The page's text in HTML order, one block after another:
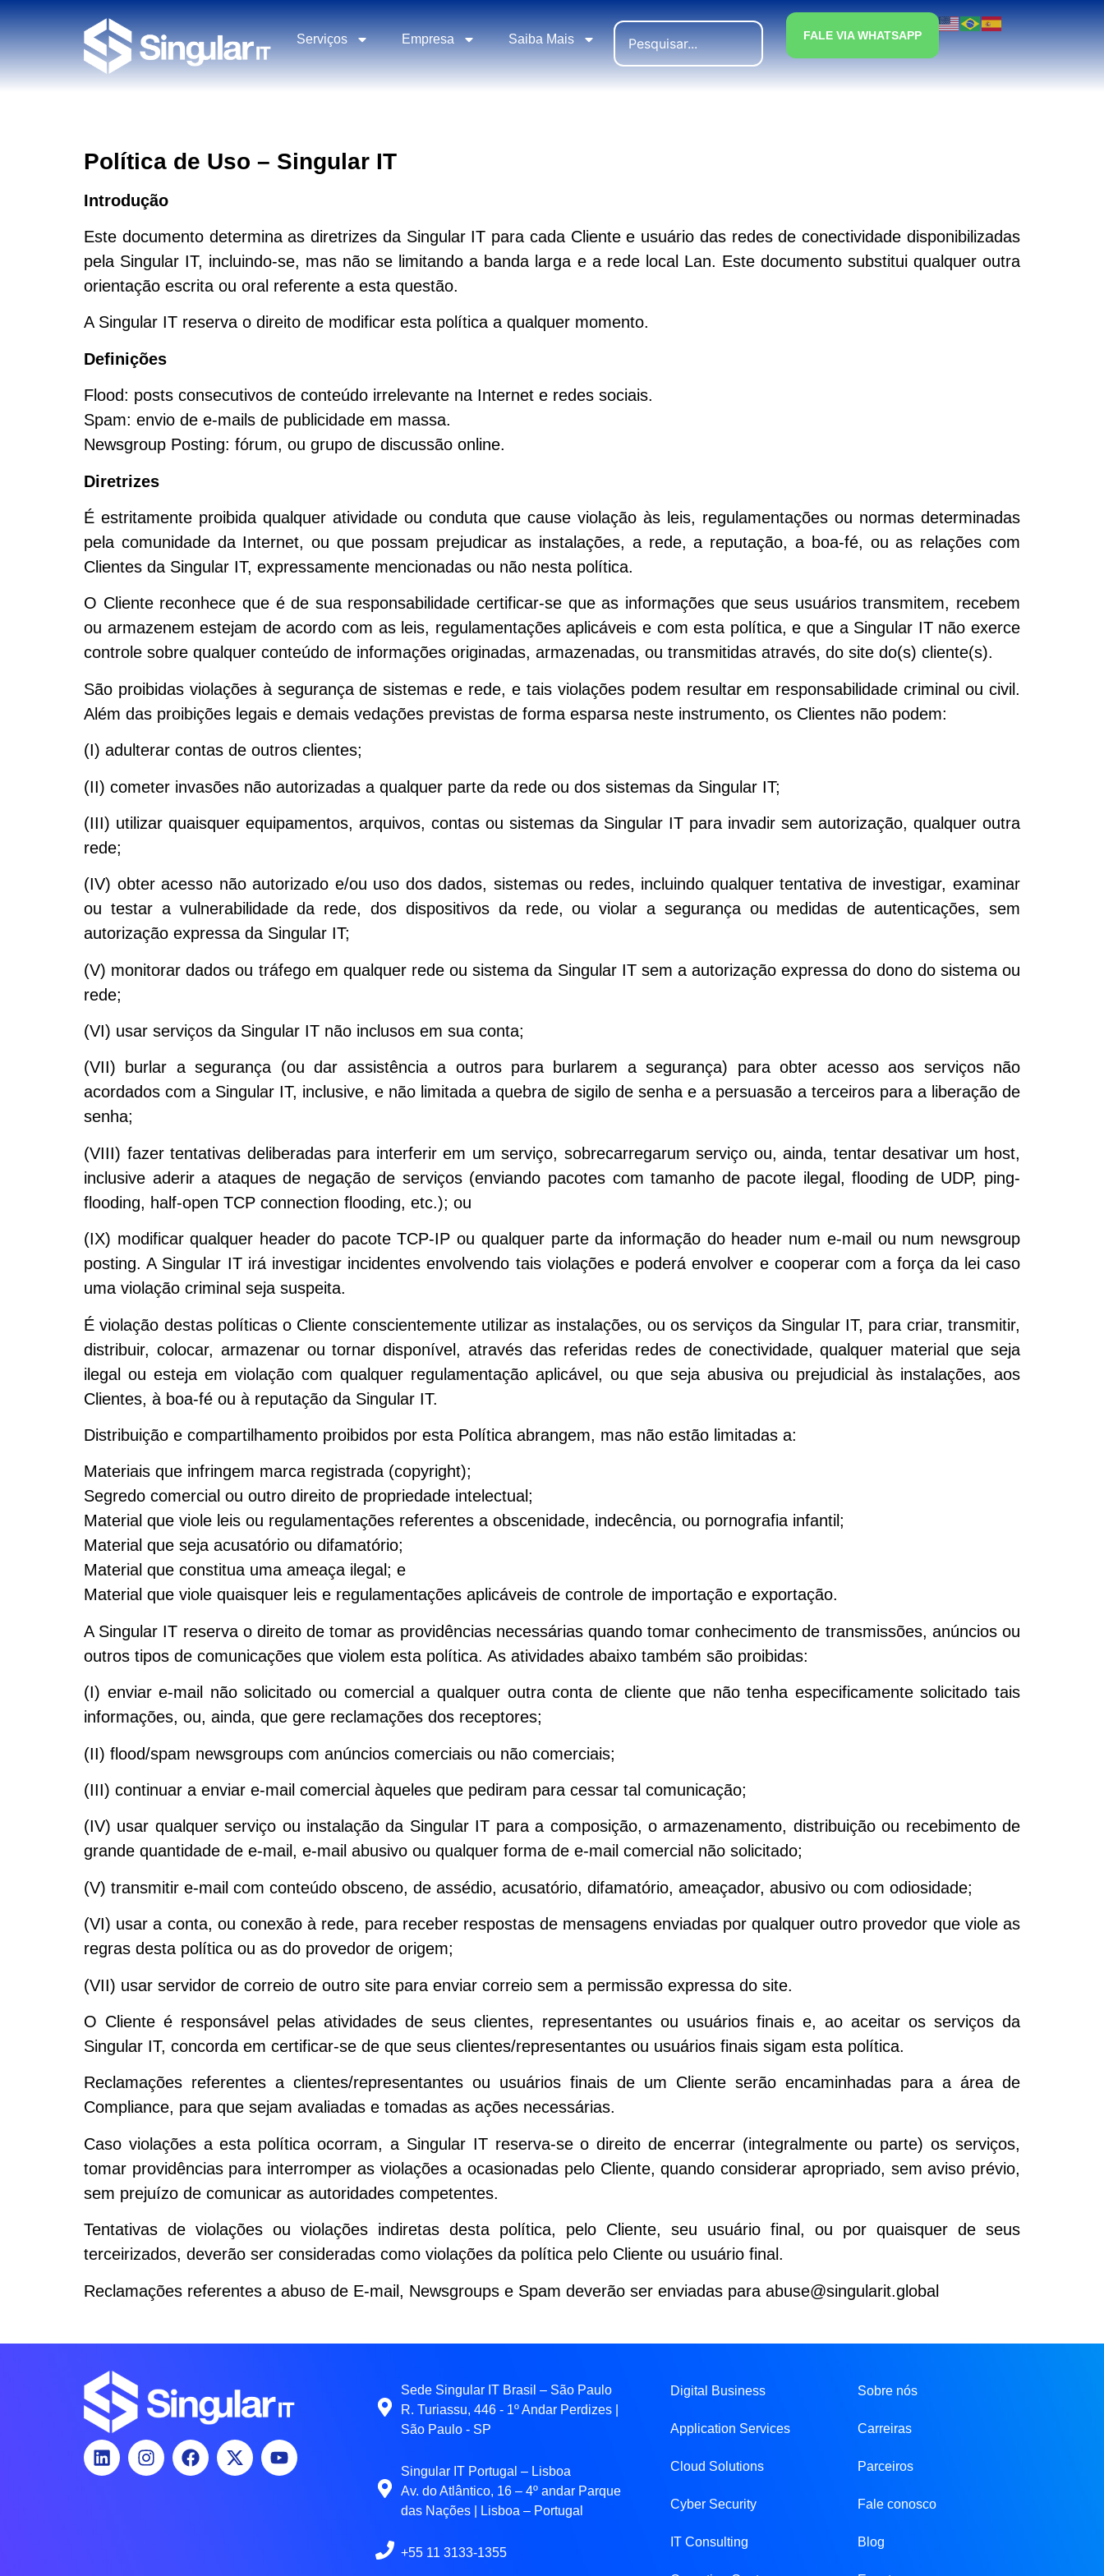
Serviços Empresa Saiba Mais FALE VIA WHATSAPP
Política de Uso – Singular IT
Introdução
Este documento determina as diretrizes da Singular IT para cada Cliente e usuário das redes de conectividade disponibilizadas
pela Singular IT, incluindo-se, mas não se limitando a banda larga e a rede local Lan. Este documento substitui qualquer outra
orientação escrita ou oral referente a esta questão.
A Singular IT reserva o direito de modificar esta política a qualquer momento.
Definições
Flood: posts consecutivos de conteúdo irrelevante na Internet e redes sociais.
Spam: envio de e-mails de publicidade em massa.
Newsgroup Posting: fórum, ou grupo de discussão online.
Diretrizes
É estritamente proibida qualquer atividade ou conduta que cause violação às leis, regulamentações ou normas determinadas
pela comunidade da Internet, ou que possam prejudicar as instalações, a rede, a reputação, a boa-fé, ou as relações com
Clientes da Singular IT, expressamente mencionadas ou não nesta política.
O Cliente reconhece que é de sua responsabilidade certificar-se que as informações que seus usuários transmitem, recebem
ou armazenem estejam de acordo com as leis, regulamentações aplicáveis e com esta política, e que a Singular IT não exerce
controle sobre qualquer conteúdo de informações originadas, armazenadas, ou transmitidas através, do site do(s) cliente(s).
São proibidas violações à segurança de sistemas e rede, e tais violações podem resultar em responsabilidade criminal ou civil.
Além das proibições legais e demais vedações previstas de forma esparsa neste instrumento, os Clientes não podem:
(I) adulterar contas de outros clientes;
(II) cometer invasões não autorizadas a qualquer parte da rede ou dos sistemas da Singular IT;
(III) utilizar quaisquer equipamentos, arquivos, contas ou sistemas da Singular IT para invadir sem autorização, qualquer outra
rede;
(IV) obter acesso não autorizado e/ou uso dos dados, sistemas ou redes, incluindo qualquer tentativa de investigar, examinar
ou testar a vulnerabilidade da rede, dos dispositivos da rede, ou violar a segurança ou medidas de autenticações, sem
autorização expressa da Singular IT;
(V) monitorar dados ou tráfego em qualquer rede ou sistema da Singular IT sem a autorização expressa do dono do sistema ou
rede;
(VI) usar serviços da Singular IT não inclusos em sua conta;
(VII) burlar a segurança (ou dar assistência a outros para burlarem a segurança) para obter acesso aos serviços não
acordados com a Singular IT, inclusive, e não limitada a quebra de sigilo de senha e a persuasão a terceiros para a liberação de
senha;
(VIII) fazer tentativas deliberadas para interferir em um serviço, sobrecarregarum serviço ou, ainda, tentar desativar um host,
inclusive aderir a ataques de negação de serviços (enviando pacotes com tamanho de pacote ilegal, flooding de UDP, ping-
flooding, half-open TCP connection flooding, etc.); ou
(IX) modificar qualquer header do pacote TCP-IP ou qualquer parte da informação do header num e-mail ou num newsgroup
posting. A Singular IT irá investigar incidentes envolvendo tais violações e poderá envolver e cooperar com a força da lei caso
uma violação criminal seja suspeita.
É violação destas políticas o Cliente conscientemente utilizar as instalações, ou os serviços da Singular IT, para criar, transmitir,
distribuir, colocar, armazenar ou tornar disponível, através das referidas redes de conectividade, qualquer material que seja
ilegal ou esteja em violação com qualquer regulamentação aplicável, ou que seja abusiva ou prejudicial às instalações, aos
Clientes, à boa-fé ou à reputação da Singular IT.
Distribuição e compartilhamento proibidos por esta Política abrangem, mas não estão limitadas a:
Materiais que infringem marca registrada (copyright);
Segredo comercial ou outro direito de propriedade intelectual;
Material que viole leis ou regulamentações referentes a obscenidade, indecência, ou pornografia infantil;
Material que seja acusatório ou difamatório;
Material que constitua uma ameaça ilegal; e
Material que viole quaisquer leis e regulamentações aplicáveis de controle de importação e exportação.
A Singular IT reserva o direito de tomar as providências necessárias quando tomar conhecimento de transmissões, anúncios ou
outros tipos de comunicações que violem esta política. As atividades abaixo também são proibidas:
(I) enviar e-mail não solicitado ou comercial a qualquer outra conta de cliente que não tenha especificamente solicitado tais
informações, ou, ainda, que gere reclamações dos receptores;
(II) flood/spam newsgroups com anúncios comerciais ou não comerciais;
(III) continuar a enviar e-mail comercial àqueles que pediram para cessar tal comunicação;
(IV) usar qualquer serviço ou instalação da Singular IT para a composição, o armazenamento, distribuição ou recebimento de
grande quantidade de e-mail, e-mail abusivo ou qualquer forma de e-mail comercial não solicitado;
(V) transmitir e-mail com conteúdo obsceno, de assédio, acusatório, difamatório, ameaçador, abusivo ou com odiosidade;
(VI) usar a conta, ou conexão à rede, para receber respostas de mensagens enviadas por qualquer outro provedor que viole as
regras desta política ou as do provedor de origem;
(VII) usar servidor de correio de outro site para enviar correio sem a permissão expressa do site.
O Cliente é responsável pelas atividades de seus clientes, representantes ou usuários finais e, ao aceitar os serviços da
Singular IT, concorda em certificar-se de que seus clientes/representantes ou usuários finais sigam esta política.
Reclamações referentes a clientes/representantes ou usuários finais de um Cliente serão encaminhadas para a área de
Compliance, para que sejam avaliadas e tomadas as ações necessárias.
Caso violações a esta política ocorram, a Singular IT reserva-se o direito de encerrar (integralmente ou parte) os serviços,
tomar providências para interromper as violações a ocasionadas pelo Cliente, quando considerar apropriado, sem aviso prévio,
sem prejuízo de comunicar as autoridades competentes.
Tentativas de violações ou violações indiretas desta política, pelo Cliente, seu usuário final, ou por quaisquer de seus
terceirizados, deverão ser consideradas como violações da política pelo Cliente ou usuário final.
Reclamações referentes a abuso de E-mail, Newsgroups e Spam deverão ser enviadas para abuse@singularit.global
Sede Singular IT Brasil – São Paulo
R. Turiassu, 446 - 1º Andar Perdizes |
São Paulo - SP
Singular IT Portugal – Lisboa
Av. do Atlântico, 16 – 4º andar Parque
das Nações | Lisboa – Portugal
+55 11 3133-1355
Digital Business
Application Services
Cloud Solutions
Cyber Security
IT Consulting
Sobre nós
Carreiras
Parceiros
Fale conosco
Blog